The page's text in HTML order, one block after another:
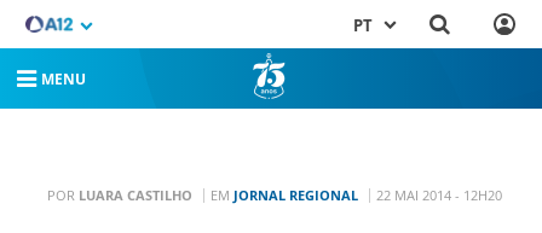
PT
MENU
POR LUARA CASTILHO EM JORNAL REGIONAL 22 MAI 2014 - 12H20